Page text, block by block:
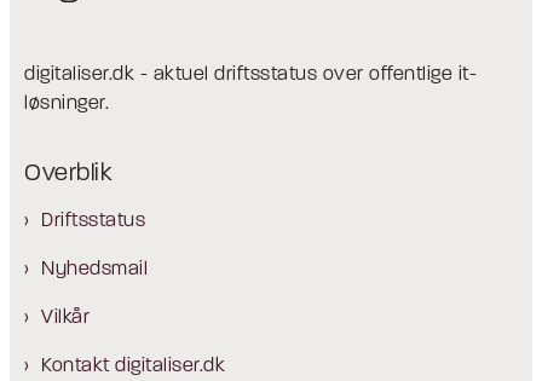
digitaliser.dk - aktuel driftsstatus over offentlige it-
løsninger.
Overblik
Driftsstatus
Nyhedsmail
Vilkår
Kontakt digitaliser.dk